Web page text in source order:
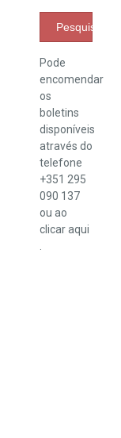
Pesquisar
Pode
encomendar
os
boletins
disponíveis
através do
telefone
+351 295
090 137
ou ao
clicaraqui